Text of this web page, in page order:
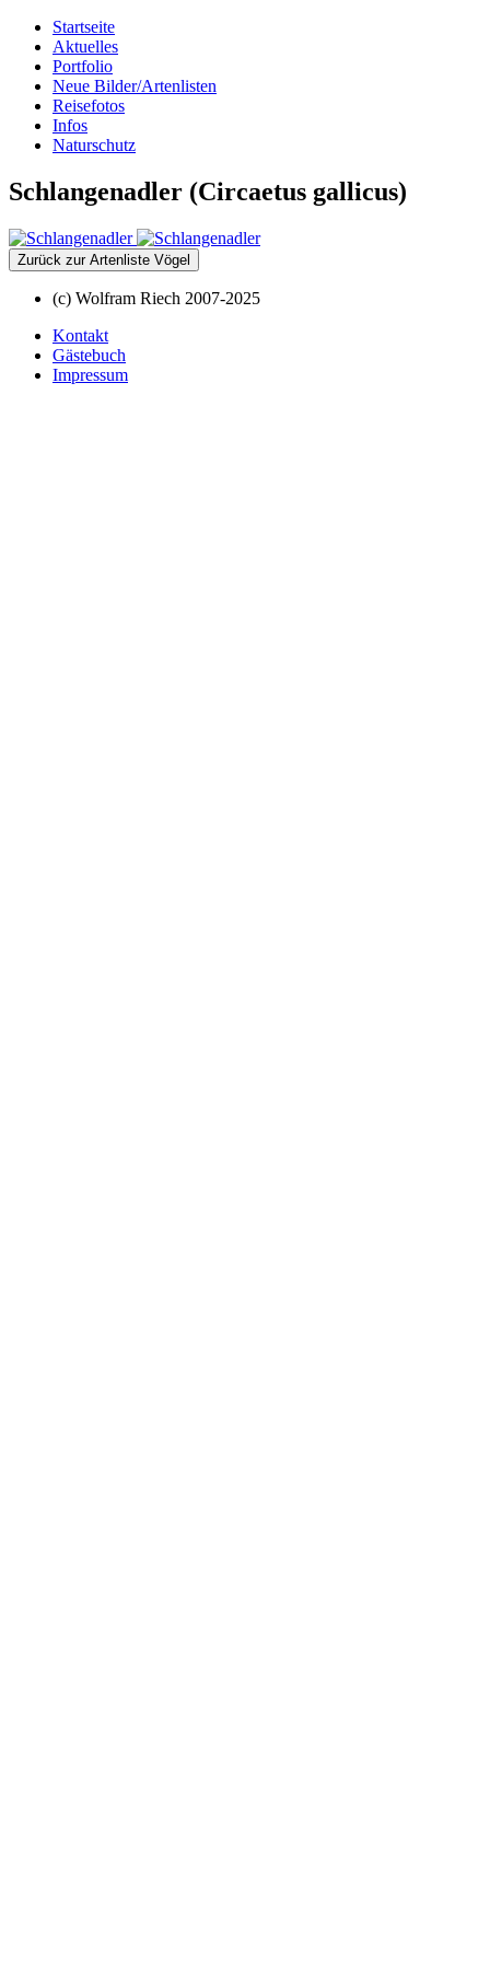
Startseite
Aktuelles
Portfolio
Neue Bilder/Artenlisten
Reisefotos
Infos
Naturschutz
Schlangenadler (Circaetus gallicus)
Zurück zur Artenliste Vögel
(c) Wolfram Riech 2007-2025
Kontakt
Gästebuch
Impressum